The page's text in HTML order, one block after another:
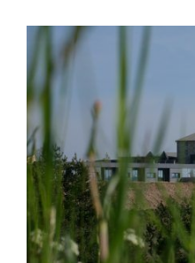
cervidés, il s’agit d’un
se nourrissent à peine
peuvent perdre […]